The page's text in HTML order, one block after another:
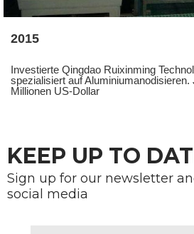
2015
Investierte Qingdao Ruixinming
spezialisiert auf
Millionen US-Dollar
KEEP UP TO
Sign up for our newsletter
social media